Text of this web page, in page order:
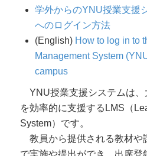
学外からのYNU授業支援
へのログイン方法
(English) How to log in to
Management System
campus
YNU授業支援システムは、
を効率的に支援するLMS（
System）です。
教員から提供される教材や